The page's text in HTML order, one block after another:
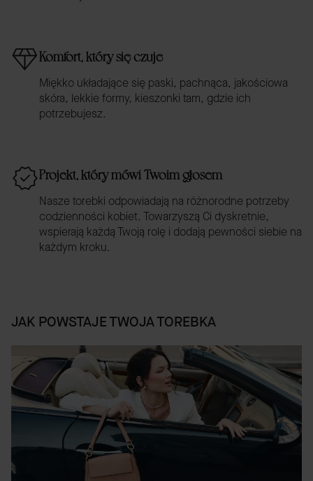
Komfort, który się czuje
Miękko układające się paski, pachnąca, jakościowa
skóra, lekkie formy, kieszonki tam, gdzie ich
potrzebujesz.
Projekt, który mówi Twoim głosem
Nasze torebki odpowiadają na różnorodne potrzeby
codzienności kobiet. Towarzyszą Ci dyskretnie,
wspierają każdą Twoją rolę i dodają pewności siebie na
każdym kroku.
JAK POWSTAJE TWOJA TOREBKA